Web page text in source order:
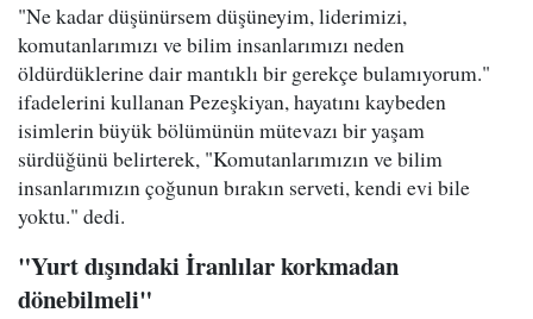
"Ne kadar düşünürsem düşüneyim, liderimizi,
komutanlarımızı ve bilim insanlarımızı neden
öldürdüklerine dair mantıklı bir gerekçe bulamıyorum."
ifadelerini kullanan Pezeşkiyan, hayatını kaybeden
isimlerin büyük bölümünün mütevazı bir yaşam
sürdüğünü belirterek, "Komutanlarımızın ve bilim
insanlarımızın çoğunun bırakın serveti, kendi evi bile
yoktu." dedi.
"Yurt dışındaki İranlılar korkmadan
dönebilmeli"